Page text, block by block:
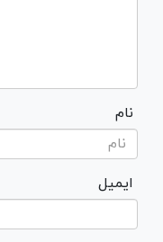
نام
ایمیل